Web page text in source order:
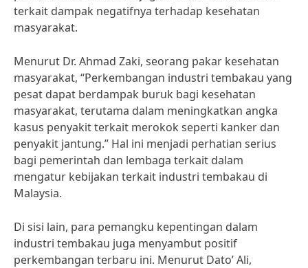
terkait dampak negatifnya terhadap kesehatan
masyarakat.
Menurut Dr. Ahmad Zaki, seorang pakar kesehatan
masyarakat, “Perkembangan industri tembakau yang
pesat dapat berdampak buruk bagi kesehatan
masyarakat, terutama dalam meningkatkan angka
kasus penyakit terkait merokok seperti kanker dan
penyakit jantung.” Hal ini menjadi perhatian serius
bagi pemerintah dan lembaga terkait dalam
mengatur kebijakan terkait industri tembakau di
Malaysia.
Di sisi lain, para pemangku kepentingan dalam
industri tembakau juga menyambut positif
perkembangan terbaru ini. Menurut Dato’ Ali,